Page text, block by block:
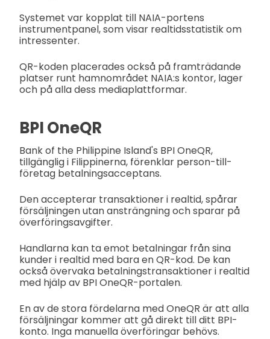
Systemet var kopplat till NAIA-portens
instrumentpanel, som visar realtidsstatistik om
intressenter.
QR-koden placerades också på framträdande
platser runt hamnområdet NAIA:s kontor, lager
och på alla dess mediaplattformar.
BPI OneQR
Bank of the Philippine Island's BPI OneQR,
tillgänglig i Filippinerna, förenklar person-till-
företag betalningsacceptans.
Den accepterar transaktioner i realtid, spårar
försäljningen utan ansträngning och sparar på
överföringsavgifter.
Handlarna kan ta emot betalningar från sina
kunder i realtid med bara en QR-kod. De kan
också övervaka betalningstransaktioner i realtid
med hjälp av BPI OneQR-portalen.
En av de stora fördelarna med OneQR är att alla
försäljningar kommer att gå direkt till ditt BPI-
konto. Inga manuella överföringar behövs.